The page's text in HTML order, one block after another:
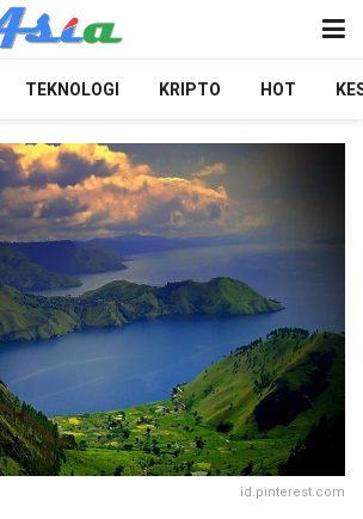
TEKNOLOGI KRIPTO HOT
id.pinterest.com